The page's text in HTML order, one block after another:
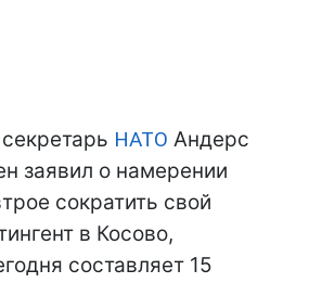
НАТО Андерс
заявил о намерении
сократить свой
в Косово,
составляет 15